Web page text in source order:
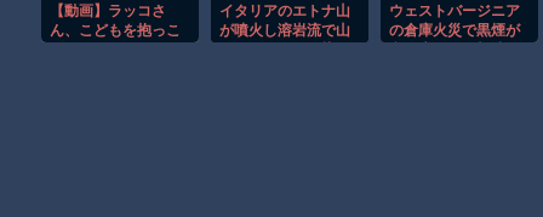
【動画】ラッコさ
ん、こどもを抱っこ
イタリアのエトナ山
が噴火し溶岩流で山
ウェストバージニア
の倉庫火災で黒煙が